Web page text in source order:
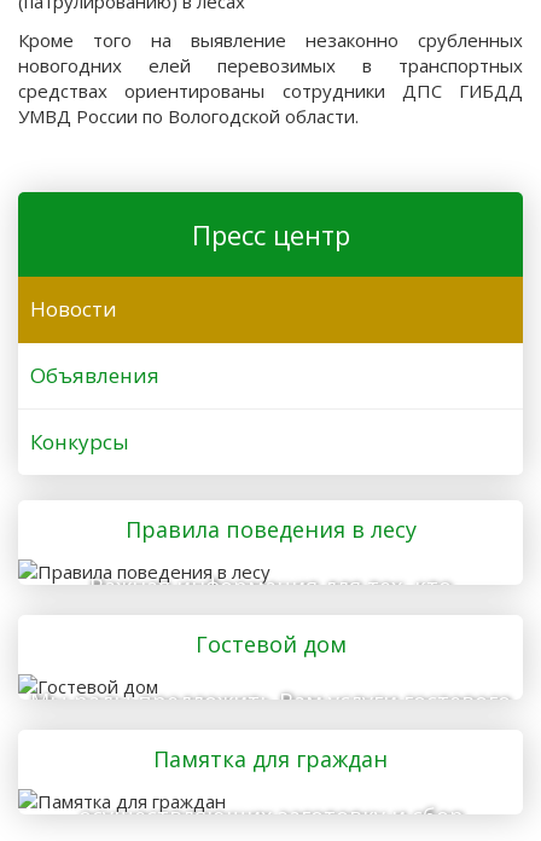
Кроме того на выявление незаконно срубленных
новогодних елей перевозимых в транспортных
средствах ориентированы сотрудники ДПС ГИБДД
УМВД России по Вологодской области.
Пресс центр
Новости
Объявления
Конкурсы
Правила поведения в лесу
Важная информация для тех, кто
отправляется в лес
Гостевой дом
Мы рады предложить Вам услуги гостевого
дома
Памятка для граждан
осуществляющих заготовку и сбор